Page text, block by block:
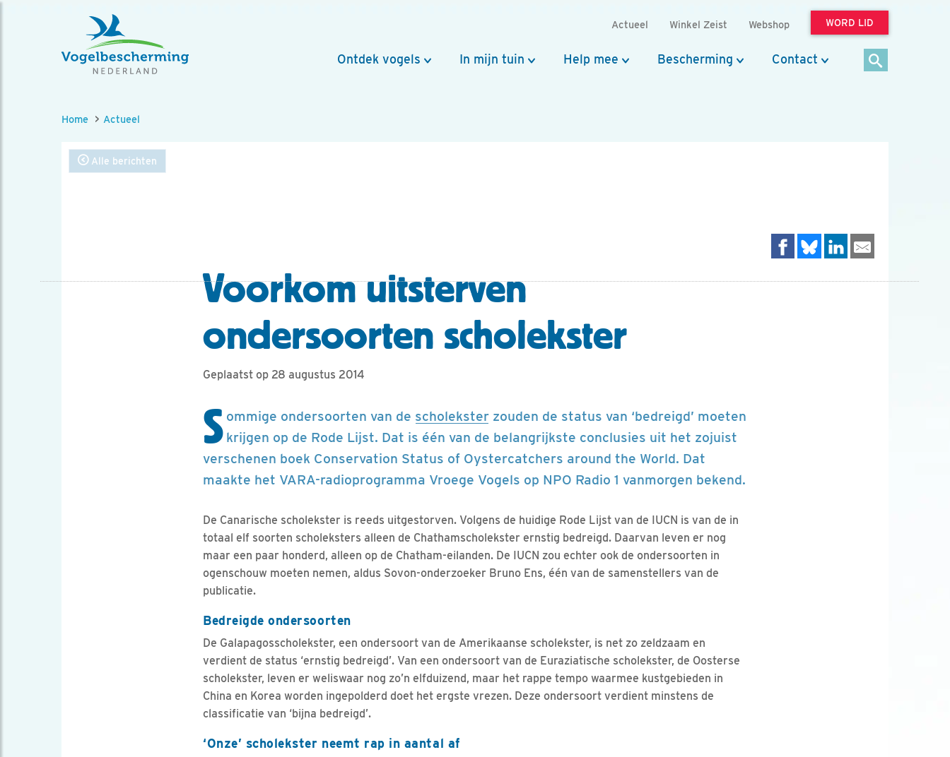
Actueel Winkel Zeist Webshop WORD LID
Ontdek vogels In mijn tuin Help mee Bescherming Contact
Home Actueel
Alle berichten
Voorkom uitsterven
ondersoorten scholekster
Geplaatst op 28 augustus 2014
S ommige ondersoorten van de scholekster zouden de status van ‘bedreigd’ moeten
krijgen op de Rode Lijst. Dat is één van de belangrijkste conclusies uit het zojuist
verschenen boek Conservation Status of Oystercatchers around the World. Dat
maakte het VARA-radioprogramma Vroege Vogels op NPO Radio 1 vanmorgen bekend.
De Canarische scholekster is reeds uitgestorven. Volgens de huidige Rode Lijst van de IUCN is van de in
totaal elf soorten scholeksters alleen de Chathamscholekster ernstig bedreigd. Daarvan leven er nog
maar een paar honderd, alleen op de Chatham-eilanden. De IUCN zou echter ook de ondersoorten in
ogenschouw moeten nemen, aldus Sovon-onderzoeker Bruno Ens, één van de samenstellers van de
publicatie.
Bedreigde ondersoorten
De Galapagosscholekster, een ondersoort van de Amerikaanse scholekster, is net zo zeldzaam en
verdient de status ‘ernstig bedreigd’. Van een ondersoort van de Euraziatische scholekster, de Oosterse
scholekster, leven er weliswaar nog zo’n elfduizend, maar het rappe tempo waarmee kustgebieden in
China en Korea worden ingepolderd doet het ergste vrezen. Deze ondersoort verdient minstens de
classificatie van ‘bijna bedreigd’.
‘Onze’ scholekster neemt rap in aantal af